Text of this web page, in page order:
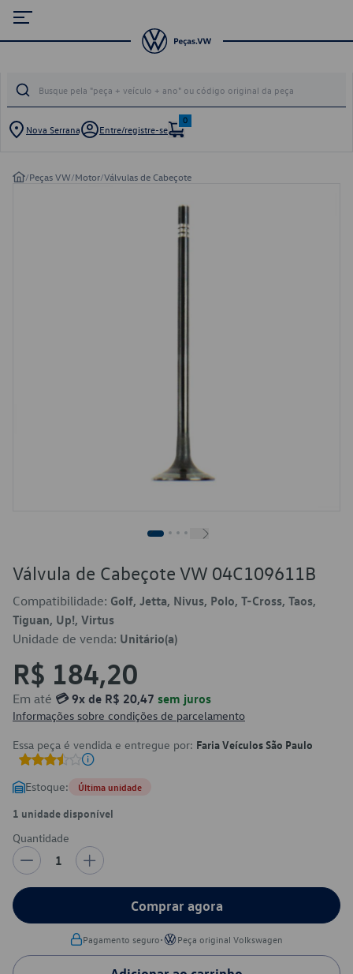
Nova Serrana Entre/registre-se
0
/Peças VW/Motor/Válvulas de Cabeçote
Válvula de Cabeçote VW 04C109611B
Compatibilidade: Golf, Jetta, Nivus, Polo, T-Cross, Taos,
Tiguan, Up!, Virtus
Unidade de venda: Unitário(a)
R$ 184,20
Em até 💳 9x de R$ 20,47 sem juros
Informações sobre condições de parcelamento
Essa peça é vendida e entregue por: Faria Veículos São Paulo
Estoque: Última unidade
1 unidade disponível
Quantidade
1
Comprar agora
Pagamento seguro• Peça original Volkswagen